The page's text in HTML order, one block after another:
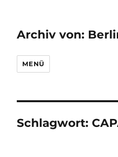
Archiv von:
MENÜ
Schlagwort: